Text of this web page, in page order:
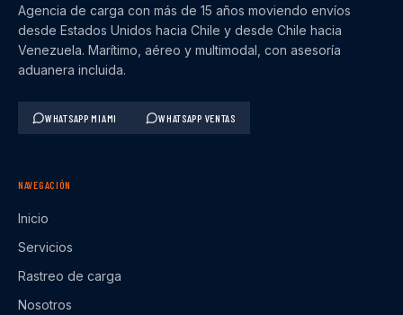
Agencia de carga con más de 15 años moviendo envíos
desde Estados Unidos hacia Chile y desde Chile hacia
Venezuela. Marítimo, aéreo y multimodal, con asesoría
aduanera incluida.
WHATSAPP MIAMI WHATSAPP VENTAS
NAVEGACIÓN
Inicio
Servicios
Rastreo de carga
Nosotros